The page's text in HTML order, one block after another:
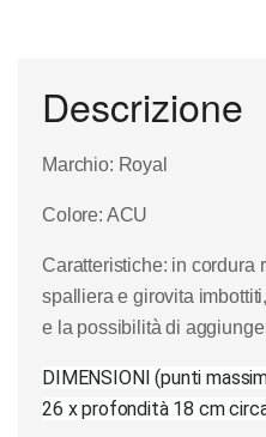
Descrizione
Marchio: Royal
Colore: ACU
Caratteristiche: in cordura
spalliera e girovita
e la possibilità di
DIMENSIONI (punti
26 x profondità 18 cm